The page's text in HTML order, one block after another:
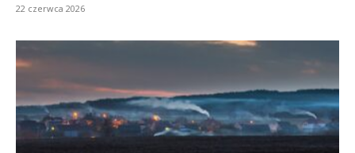
22 czerwca 2026